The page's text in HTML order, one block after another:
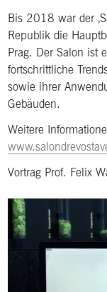
Bis 2018 war der
Republik die
Prag. Der Salon ist
fortschrittliche
sowie ihrer
Gebäuden.
Weitere
Vortrag Prof. Felix